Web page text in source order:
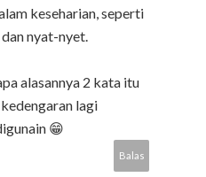
keseharian, seperti
nyat-nyet.
alasannya 2 kata itu
lagi
😁
Balas